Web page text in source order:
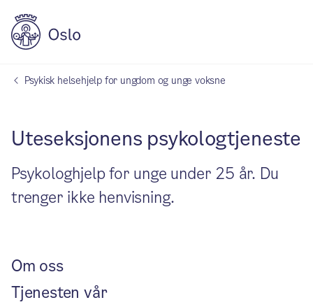
Psykisk helsehjelp for ungdom og unge voksne
Uteseksjonens psykologtjeneste
Psykologhjelp for unge under 25 år. Du
trenger ikke henvisning.
Om oss
Tjenesten vår